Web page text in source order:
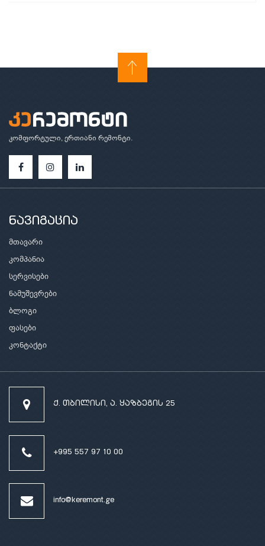
კომფორტული, ერთიანი რემონტი.
ნავიგაცია
მთავარი
კომპანია
სერვისები
ნამუშევრები
ბლოგი
ფასები
კონტაქტი
ქ. თბილისი, ა. ყაზბეგის 25
+995 557 97 10 00
info@keremont.ge